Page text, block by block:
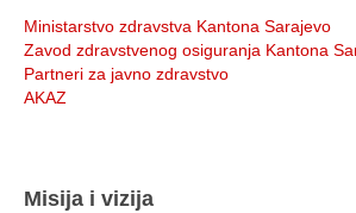
Ministarstvo zdravstva Kantona Sarajevo
Zavod zdravstvenog osiguranja Kantona
Partneri za javno zdravstvo
AKAZ
Misija i vizija